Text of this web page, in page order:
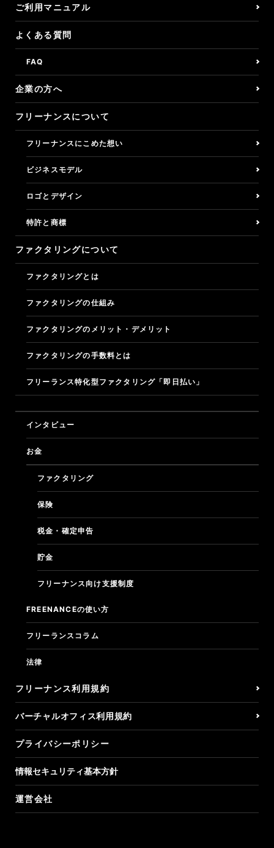
ご利用マニュアル
よくある質問
FAQ
企業の方へ
フリーナンスについて
フリーナンスにこめた想い
ビジネスモデル
ロゴとデザイン
特許と商標
ファクタリングについて
ファクタリングとは
ファクタリングの仕組み
ファクタリングのメリット・デメリット
ファクタリングの手数料とは
フリーランス特化型ファクタリング「即日払い」
インタビュー
お金
ファクタリング
保険
税金・確定申告
貯金
フリーナンス向け支援制度
FREENANCEの使い方
フリーランスコラム
法律
フリーナンス利用規約
バーチャルオフィス利用規約
プライバシーポリシー
情報セキュリティ基本方針
運営会社